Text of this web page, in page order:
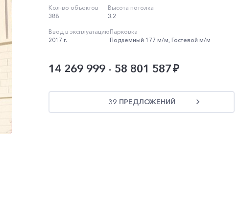
Кол-во объектов
388
Высота потолка
3.2
Ввод в эксплуатацию
2017 г.
Парковка
Подземный 177 м/м, Гостевой м/м
14 269 999 - 58 801 587
39 ПРЕДЛОЖЕНИЙ